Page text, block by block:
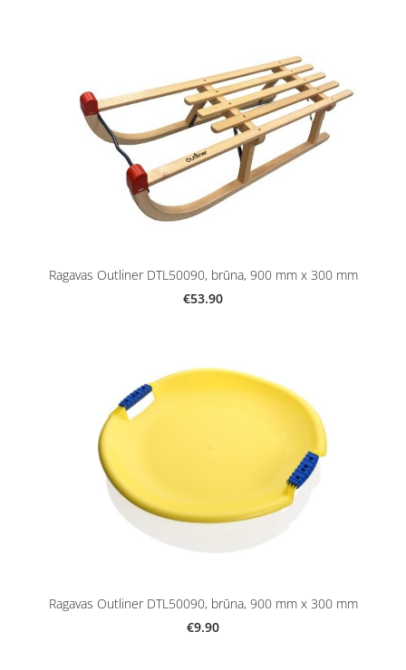
Ragavas Outliner DTL50090, brūna, 900 mm x 300 mm
€53.90
Ragavas Outliner DTL50090, brūna, 900 mm x 300 mm
€9.90